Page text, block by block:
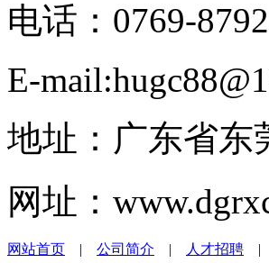
电话：0769-
E-
地址：广东省东
网址：
网站首页 | 公司简介 | 人才招聘 |